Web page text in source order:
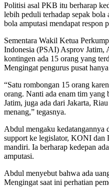
Politisi asal PKB itu berharap
lebih peduli terhadap sepak
bola amputasi mendapat respon
Sementara Wakil Ketua
Indonesia (PSAI) Asprov Jatim,
kontingen ada 15 orang yang
Mengingat pengurus pusat
“Satu rombongan 15 orang
orang. Nanti ada enam tim yang
Jatim, juga ada dari Jakarta,
menang,” tegasnya.
Abdul mengaku kedatangannya
support ke legislator, KONI dan
mandiri. Ia berharap kedepan
amputasi.
Abdul menyebut bahwa ada
Mengingat saat ini perhatian